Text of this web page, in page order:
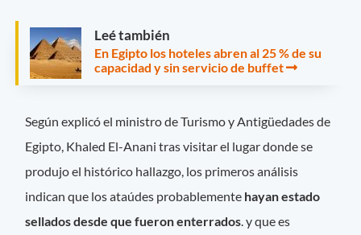
Leé también
En Egipto los hoteles abren al 25 % de su
capacidad y sin servicio de buffet
Según explicó el ministro de Turismo y Antigüedades de
Egipto, Khaled El-Anani tras visitar el lugar donde se
produjo el histórico hallazgo, los primeros análisis
indican que los ataúdes probablemente hayan estado
sellados desde que fueron enterrados. y que es